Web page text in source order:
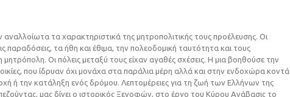
αναλλοίωτα τα χαρακτηριστικά της μητροπολιτικής τους προέλευσης. Οι
παραδόσεις, τα ήθη και έθιμα, την πολεοδομική ταυτότητα και τους
Οι πόλεις μεταξύ τους είχαν αγαθές σχέσεις. H μια βοηθούσε την
που ίδρυαν όχι μονάχα στα παράλια μέρη αλλά και στην ενδοχώρα κοντά
ή την κατάληξη ενός δρόμου. Λεπτομέρειες για τη ζωή των Ελλήνων της
μας δίνει ο ιστορικός Ξενοφών, στο έργο του Kύρου Aνάβασις το